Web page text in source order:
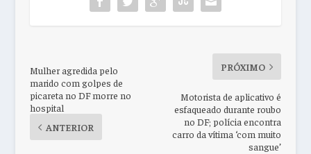
Mulher agredida pelo
marido com golpes de
picareta no DF morre no
hospital
ANTERIOR
PRÓXIMO
Motorista de aplicativo é
esfaqueado durante roubo
no DF; polícia encontra
carro da vítima ‘com muito
sangue’